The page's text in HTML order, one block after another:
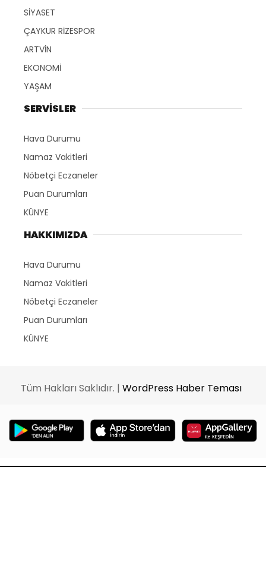
SİYASET
ÇAYKUR RİZESPOR
ARTVİN
EKONOMİ
YAŞAM
SERVİSLER
Hava Durumu
Namaz Vakitleri
Nöbetçi Eczaneler
Puan Durumları
KÜNYE
HAKKIMIZDA
Hava Durumu
Namaz Vakitleri
Nöbetçi Eczaneler
Puan Durumları
KÜNYE
Tüm Hakları Saklıdır. | WordPress Haber Teması